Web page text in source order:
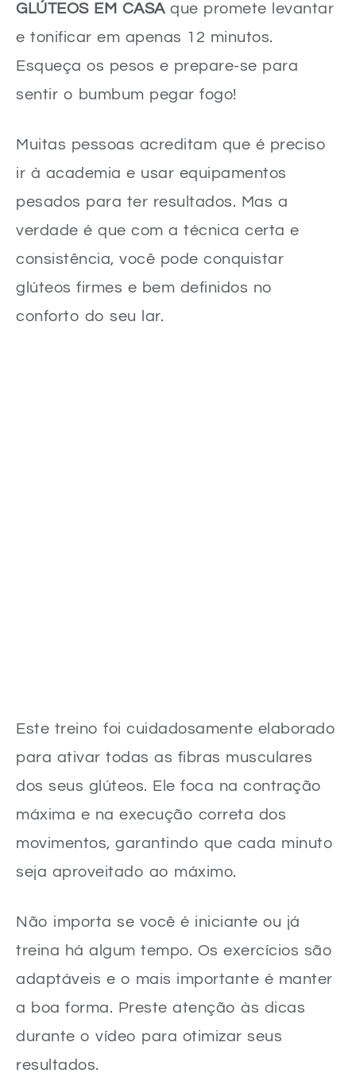
GLÚTEOS EM CASAque promete levantar
e tonificar em apenas 12 minutos.
Esqueça os pesos e prepare-se para
sentir o bumbum pegar fogo!
Muitas pessoas acreditam que é preciso
ir à academia e usar equipamentos
pesados para ter resultados. Mas a
verdade é que com a técnica certa e
consistência, você pode conquistar
glúteos firmes e bem definidos no
conforto do seu lar.
Este treino foi cuidadosamente elaborado
para ativar todas as fibras musculares
dos seus glúteos. Ele foca na contração
máxima e na execução correta dos
movimentos, garantindo que cada minuto
seja aproveitado ao máximo.
Não importa se você é iniciante ou já
treina há algum tempo. Os exercícios são
adaptáveis e o mais importante é manter
a boa forma. Preste atenção às dicas
durante o vídeo para otimizar seus
resultados.